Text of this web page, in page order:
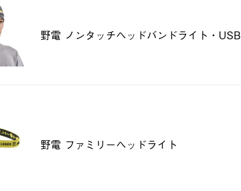
野電 ノンタッチヘッドバンドライト・USB
野電 ファミリーヘッドライト